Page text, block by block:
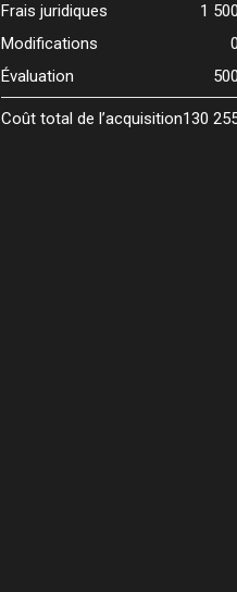
Frais juridiques
1
Modifications
Évaluation
Coût total de l’acquisition130